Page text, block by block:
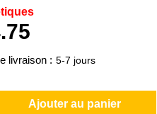
livraison : 5-7 jours
Ajouter au panier